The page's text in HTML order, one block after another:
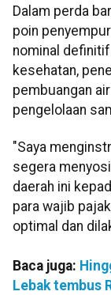
Dalam perda
poin
nominal
kesehatan,
pembuangan
pengelolaan
"Saya
segera
daerah ini
para wajib
optimal dan
Baca juga:
Lebak tembus